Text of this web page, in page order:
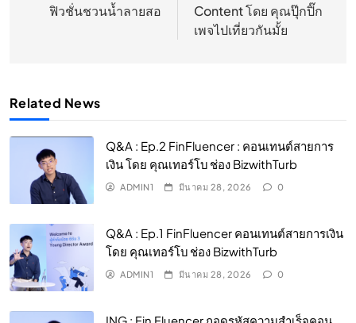
ฟิวชั่นชวนน้ำลายสอ
Content โดย คุณปุ๊กปิ๊ก
เพจไปเที่ยวกันมั้ย
Related News
Q&A : Ep.2 FinFluencer : คอนเทนต์สายการ
เงิน โดย คุณเทอร์โบ ช่อง BizwithTurb
ADMIN1 มีนาคม 28, 2026 0
Q&A : Ep.1 FinFluencer คอนเทนต์สายการเงิน
โดย คุณเทอร์โบ ช่อง BizwithTurb
ADMIN1 มีนาคม 28, 2026 0
ING : Fin Fluencer ถอดรหัสความสำเร็จคอน